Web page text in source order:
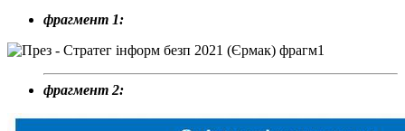
фрагмент 1:
фрагмент 2: